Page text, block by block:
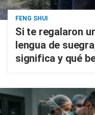
FENG SHUI
Si te regalaron
lengua de
significa y qué